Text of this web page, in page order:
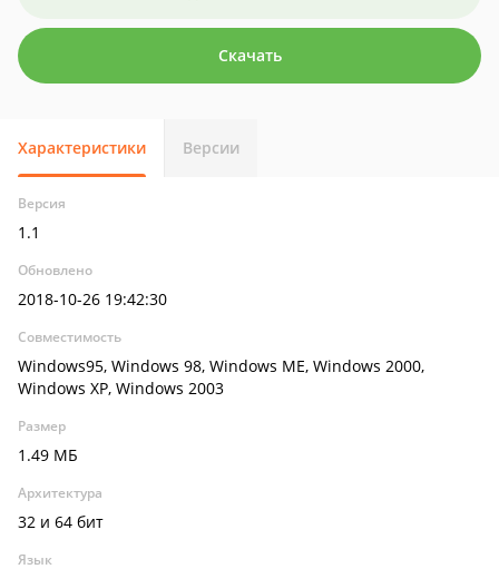
Скачать
Характеристики Версии
Версия
1.1
Обновлено
2018-10-26 19:42:30
Совместимость
Windows95, Windows 98, Windows ME, Windows 2000,
Windows XP, Windows 2003
Размер
1.49 МБ
Архитектура
32 и 64 бит
Язык